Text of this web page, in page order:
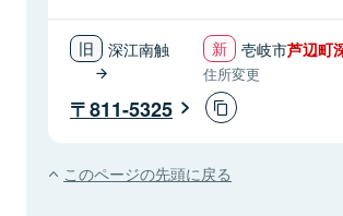
深江南触 壱岐市芦辺町
住所変更
811-5325
このページの先頭に戻る